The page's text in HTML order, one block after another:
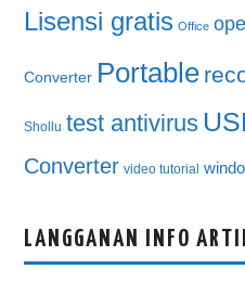
Lisensi gratis Office
Converter Portable
Shollu test antivirus
Converter video tutorial
LANGGANAN INFO